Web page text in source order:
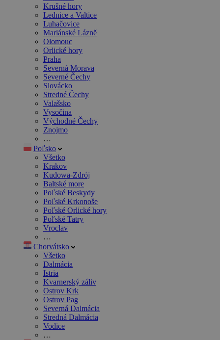
Krušné hory
Lednice a Valtice
Luhačovice
Mariánské Lázně
Olomouc
Orlické hory
Praha
Severná Morava
Severné Čechy
Slovácko
Stredné Čechy
Valašsko
Vysočina
Východné Čechy
Znojmo
…
Poľsko
Všetko
Krakov
Kudowa-Zdrój
Baltské more
Poľské Beskydy
Poľské Krkonoše
Poľské Orlické hory
Poľské Tatry
Vroclav
…
Chorvátsko
Všetko
Dalmácia
Istria
Kvarnerský záliv
Ostrov Krk
Ostrov Pag
Severná Dalmácia
Stredná Dalmácia
Vodice
…